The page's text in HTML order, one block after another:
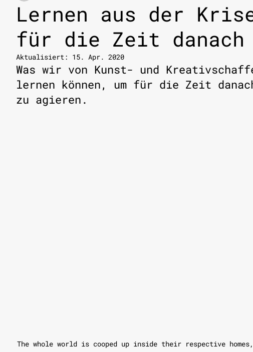
Lernen aus der
für die Zeit danach
Aktualisiert: 15. Apr. 2020
Was wir von Kunst- und
lernen können, um für die Zeit
zu agieren.
The whole world is cooped up inside their respective